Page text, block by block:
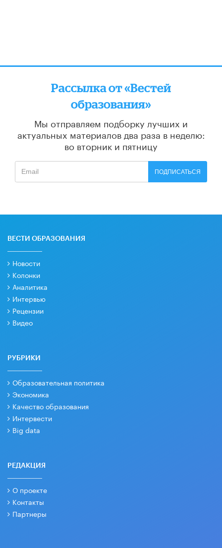
Рассылка от «Вестей
образования»
Мы отправляем подборку лучших и
актуальных материалов два раза в неделю:
во вторник и пятницу
ПОДПИСАТЬСЯ
ВЕСТИ ОБРАЗОВАНИЯ
Новости
Колонки
Аналитика
Интервью
Рецензии
Видео
РУБРИКИ
Образовательная политика
Экономика
Качество образования
Интервести
Big data
РЕДАКЦИЯ
О проекте
Контакты
Партнеры